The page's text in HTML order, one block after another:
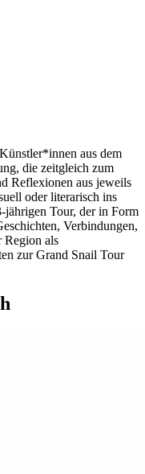
aus dem
die zeitgleich zum
Reflexionen aus jeweils
oder literarisch ins
jährigen Tour, der in Form
Verbindungen,
Region als
zur Grand Snail Tour